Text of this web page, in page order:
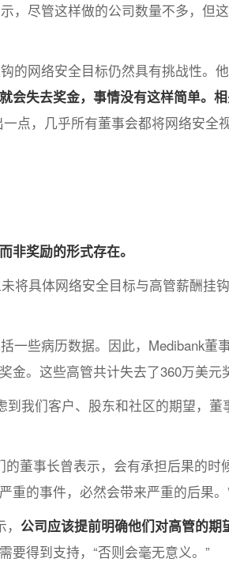
，尽管这样做的公司数量不多，但
的网络安全目标仍然具有挑战性。他
会失去奖金，事情没有这样简单。
点，几乎所有董事会都将网络安全
非奖励的形式存在。
将具体网络安全目标与高管薪酬挂
一些病历数据。因此，Medibank董
。这些高管共计失去了360万美元
到我们客户、股东和社区的期望，董
董事长曾表示，会有承担后果的时
重的事件，必然会带来严重的后果。
公司应该提前明确他们对高管的期
要得到支持，“否则会毫无意义。”